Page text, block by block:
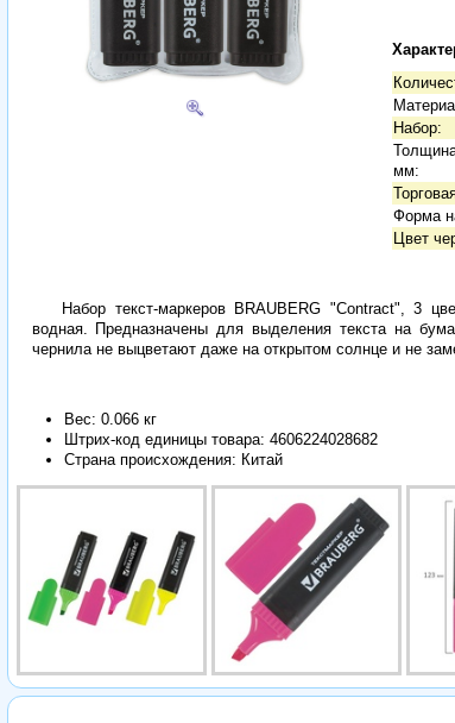
Набор:
мм:
Форма
Цвет
Набор текст-маркеров BRAUBERG "Contract", 3
водная. Предназначены для выделения текста на
чернила не выцветают даже на открытом солнце и не
Вес: 0.066 кг
Штрих-код единицы товара: 4606224028682
Страна происхождения: Китай